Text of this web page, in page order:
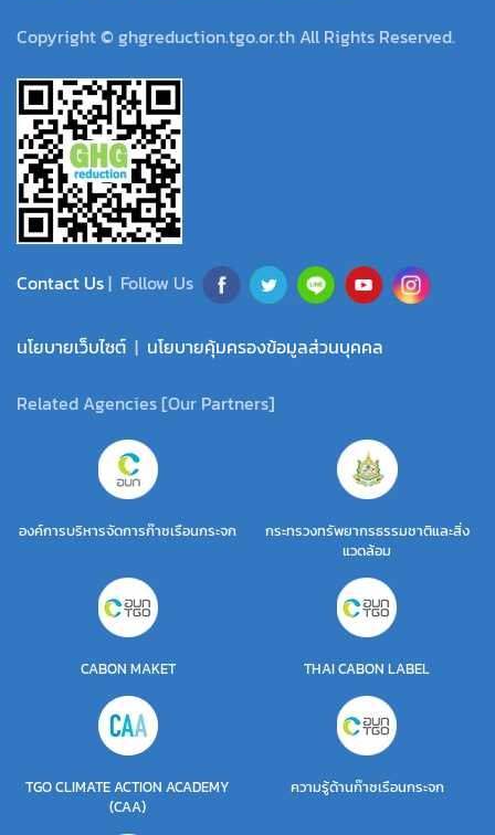
Copyright © ghgreduction.tgo.or.th All Rights Reserved.
Contact Us| Follow Us
นโยบายเว็บไซต์ | นโยบายคุ้มครองข้อมูลส่วนบุคคล
Related Agencies [Our Partners]
องค์การบริหารจัดการก๊าซเรือนกระจก
กระทรวงทรัพยากรธรรมชาติและสิ่ง
แวดล้อม
CABON MAKET THAI CABON LABEL
TGO CLIMATE ACTION ACADEMY
(CAA)
ความรู้ด้านก๊าซเรือนกระจก